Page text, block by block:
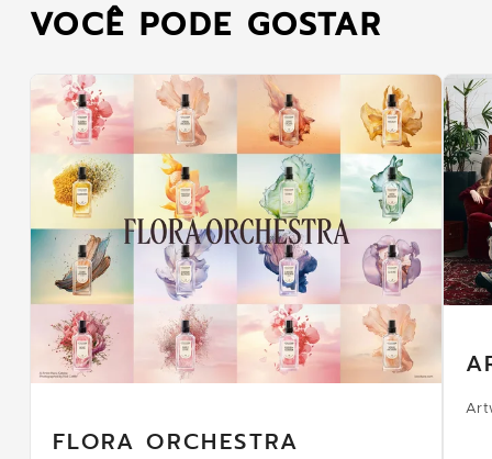
VOCÊ PODE GOSTAR
FLORA ORCHESTRA